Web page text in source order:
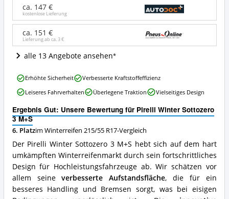
M+S
Angebote:
Winterreifen
215/55
erhältlich?
ca. 147 €
kostenlose Lieferung
ca. 151 €
Lieferung ab ca.3 €
alle 13 Angebote ansehen
Ergebnis Gut: Unsere Bewertung für Pirelli Winter Sottozero
3 M+S
6. Platzim Winterreifen 215/55 R17-Vergleich
Der Pirelli Winter Sottozero 3 M+S hebt sich auf dem hart
umkämpften Winterreifenmarkt durch sein fortschrittliches
Design für Hochleistungsfahrzeuge ab. Wir schätzen vor
allem seineverbesserte Aufstandsfläche, die für ein
besseres Handling und Bremsen sorgt, was bei eisigen
Pirelli
Winter
Sottozero
M+S
Vorteile:
Was
spricht
für
Winterreifen
215/55
R17?
Erhöhte Sicherheit
Verbesserte Kraftstoffeffizienz
Leiseres Fahrverhalten
Überlegene Traktion Vielseitiges Design